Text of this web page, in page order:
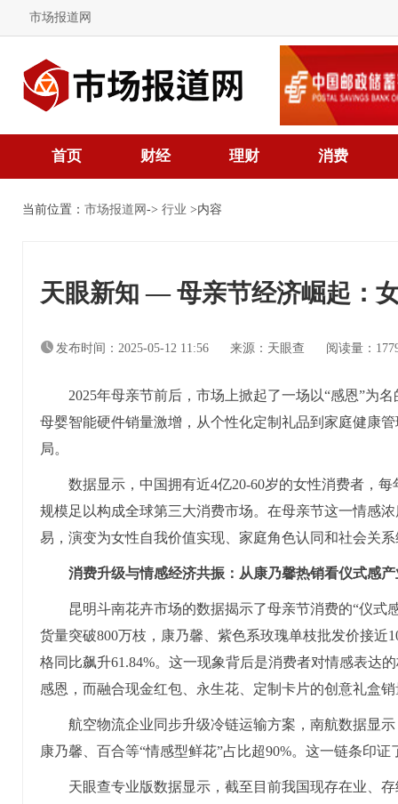
市场报道网
首页 财经 理财 消费
当前位置： 市场报道网 -> 行业 >内容
天眼新知 — 母亲节经济崛起：
发布时间：2025-05-12 11:56 来源：天眼查 阅读量：
2025年母亲节前后，市场上掀起了一场以“感恩”为
母婴智能硬件销量激增，从个性化定制礼品到家庭健康
局。
数据显示，中国拥有近4亿20-60岁的女性消费者，
规模足以构成全球第三大消费市场。在母亲节这一情感
易，演变为女性自我价值实现、家庭角色认同和社会关
消费升级与情感经济共振：从康乃馨热销看仪式感产
昆明斗南花卉市场的数据揭示了母亲节消费的“仪式
货量突破800万枝，康乃馨、紫色系玫瑰单枝批发价接近
格同比飙升61.84%。这一现象背后是消费者对情感表达
感恩，而融合现金红包、永生花、定制卡片的创意礼盒
航空物流企业同步升级冷链运输方案，南航数据显
康乃馨、百合等“情感型鲜花”占比超90%。这一链条印
天眼查专业版数据显示，截至目前我国现存在业、